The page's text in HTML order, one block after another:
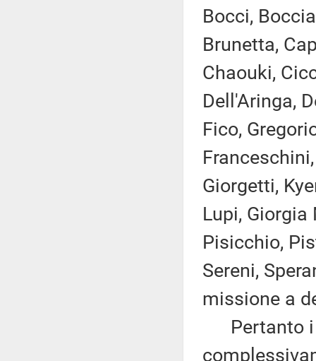
Bocci,
Brunetta,
Chaouki,
Dell'Aringa,
Fico,
Giorgetti,
Lupi, Giorgia
Pisicchio,
Sereni,
missione a
Pertanto i